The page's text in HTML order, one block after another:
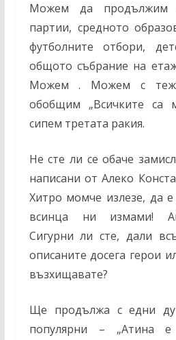
Можем да продължим
партии, средното
футболните отбори,
общото събрание на
Можем . Можем с
обобщим „Всичките са
сипем третата ракия.
Не сте ли се обаче
написани от Алеко
Хитро момче излезе, да
всинца ни измами!
Сигурни ли сте, дали
описаните досега герои
възхищавате?
Ще продължа с едни
популярни – „Атина